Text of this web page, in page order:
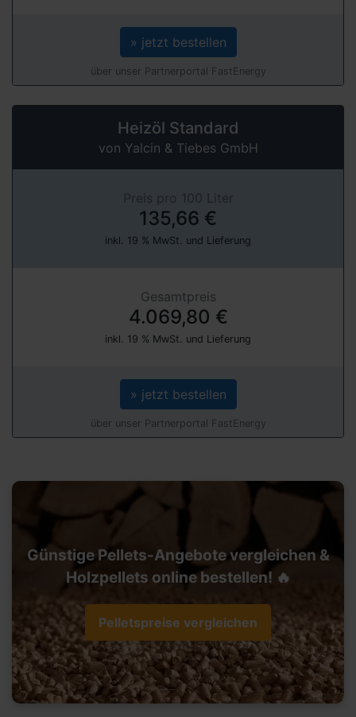
» jetzt bestellen
über unser Partnerportal FastEnergy
Heizöl Standard
von Yalcin & Tiebes GmbH
Preis pro 100 Liter
135,66 €
inkl. 19 % MwSt. und Lieferung
Gesamtpreis
4.069,80 €
inkl. 19 % MwSt. und Lieferung
» jetzt bestellen
über unser Partnerportal FastEnergy
Günstige Pellets-Angebote vergleichen &
Holzpellets online bestellen! 🔥
Pelletspreise vergleichen